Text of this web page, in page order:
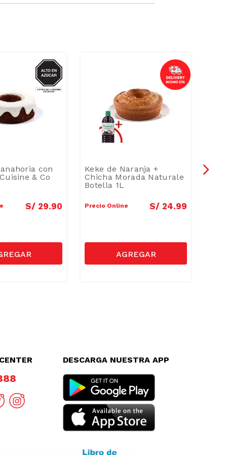
AZUCAR
con
& Co
S/ 29.90
Keke de Naranja +
Chicha Morada Naturale
Botella 1L
Precio Online S/ 24.99
DESCARGA NUESTRA APP